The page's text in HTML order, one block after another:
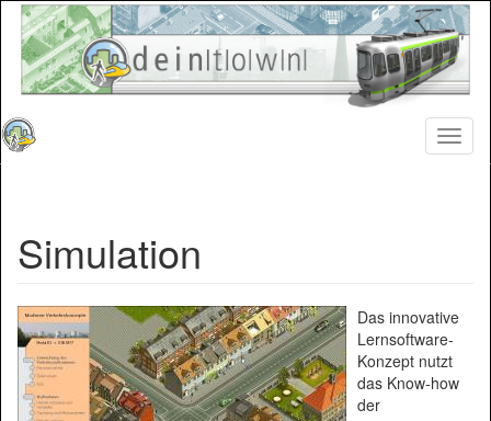
Direkt
zum
Inhalt
Simulation
Das innovative
Lernsoftware-
Konzept nutzt
das Know-how
der